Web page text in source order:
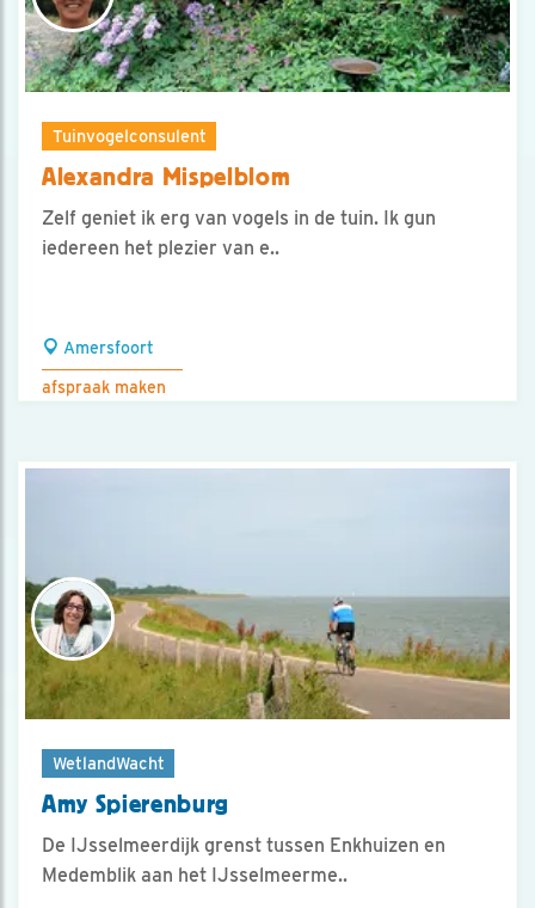
Tuinvogelconsulent
Alexandra Mispelblom
Zelf geniet ik erg van vogels in de tuin. Ik gun
iedereen het plezier van e..
Amersfoort
afspraak maken
WetlandWacht
Amy Spierenburg
De IJsselmeerdijk grenst tussen Enkhuizen en
Medemblik aan het IJsselmeerme..